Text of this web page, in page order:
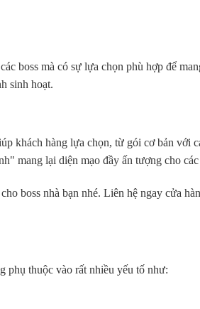
boss mà có sự lựa chọn phù hợp để
sinh hoạt.
khách hàng lựa chọn, từ gói cơ bản với
mang lại diện mạo đầy ấn tượng cho các
boss nhà bạn nhé. Liên hệ ngay cửa
phụ thuộc vào rất nhiều yếu tố như: